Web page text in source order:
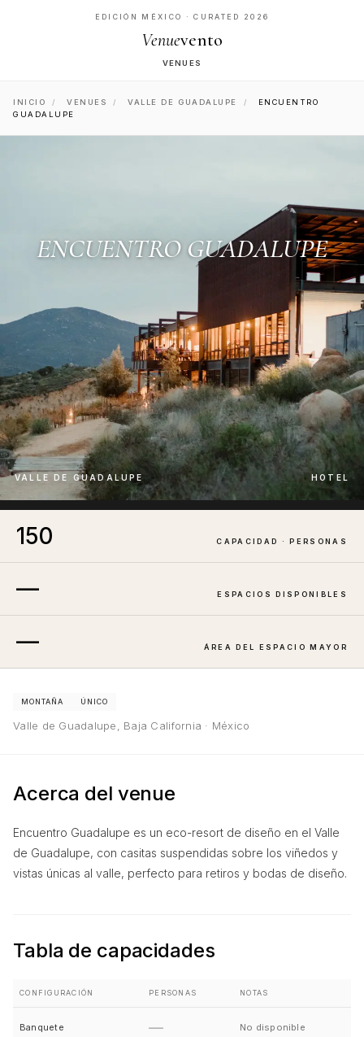
EDICIÓN MÉXICO · CURATED 2026
Venuevento
VENUES
INICIO / VENUES / VALLE DE GUADALUPE /
ENCUENTRO
GUADALUPE
ENCUENTRO GUADALUPE
VALLE DE GUADALUPE HOTEL
150 CAPACIDAD · PERSONAS
— ESPACIOS DISPONIBLES
— ÁREA DEL ESPACIO MAYOR
MONTAÑA ÚNICO
Valle de Guadalupe, Baja California · México
Acerca del venue
Encuentro Guadalupe es un eco-resort de diseño en el Valle
de Guadalupe, con casitas suspendidas sobre los viñedos y
vistas únicas al valle, perfecto para retiros y bodas de diseño.
Tabla de capacidades
CONFIGURACIÓN PERSONAS NOTAS
Banquete — No disponible